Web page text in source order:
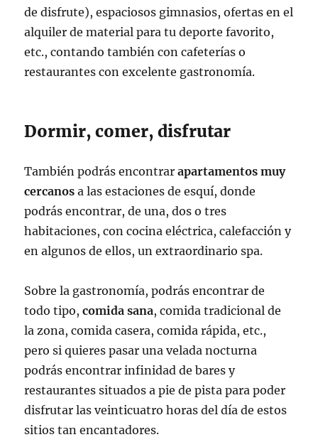
de disfrute), espaciosos gimnasios, ofertas en el
alquiler de material para tu deporte favorito,
etc., contando también con cafeterías o
restaurantes con excelente gastronomía.
Dormir, comer, disfrutar
También podrás encontrarapartamentos muy
cercanos a las estaciones de esquí, donde
podrás encontrar, de una, dos o tres
habitaciones, con cocina eléctrica, calefacción y
en algunos de ellos, un extraordinario spa.
Sobre la gastronomía, podrás encontrar de
todo tipo,comida sana, comida tradicional de
la zona, comida casera, comida rápida, etc.,
pero si quieres pasar una velada nocturna
podrás encontrar infinidad de bares y
restaurantes situados a pie de pista para poder
disfrutar las veinticuatro horas del día de estos
sitios tan encantadores.